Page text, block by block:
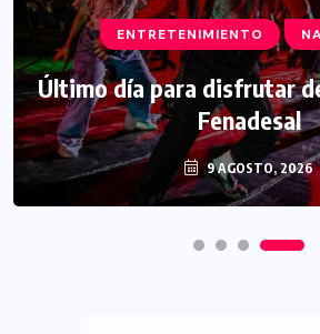
ENTRETENIMIENTO
Último día para disfrutar
Fenadesal
9 AGOSTO, 2026